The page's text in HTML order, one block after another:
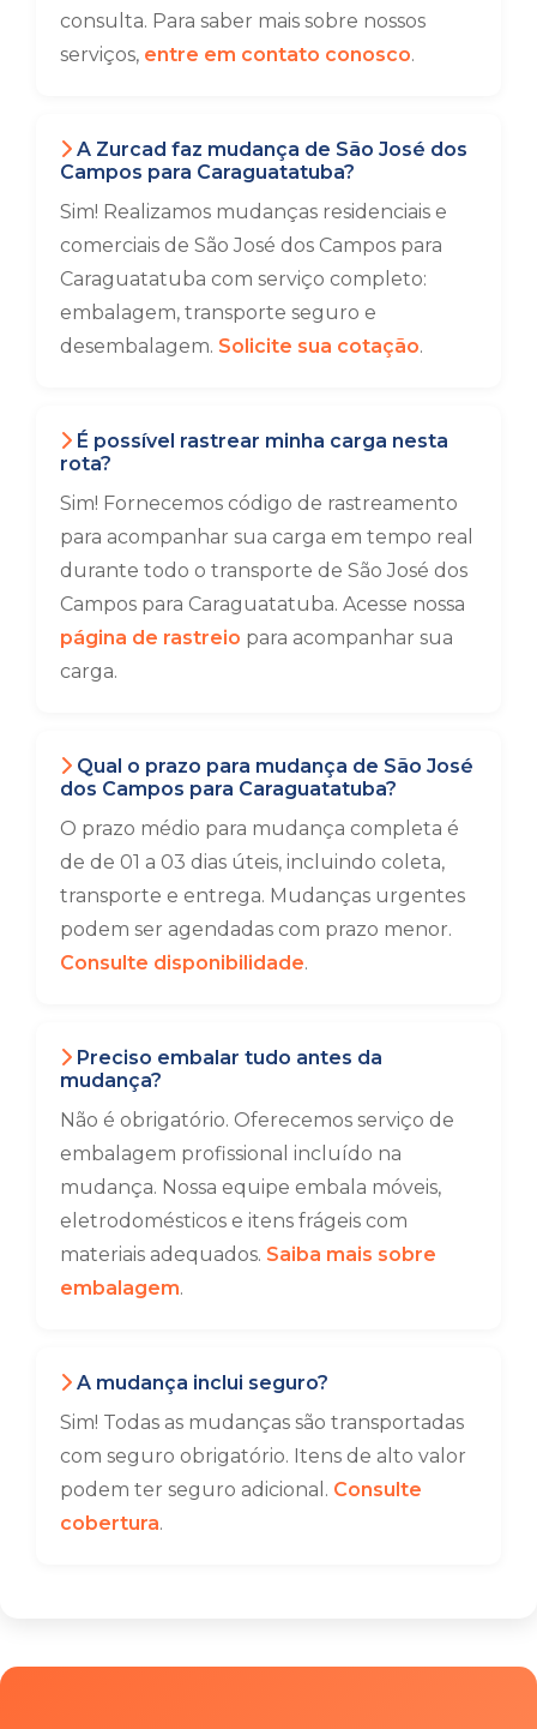
consulta. Para saber mais sobre nossos
serviços, entre em contato conosco.
A Zurcad faz mudança de São José dos
Campos para Caraguatatuba?
Sim! Realizamos mudanças residenciais e
comerciais de São José dos Campos para
Caraguatatuba com serviço completo:
embalagem, transporte seguro e
desembalagem. Solicite sua cotação.
É possível rastrear minha carga nesta
rota?
Sim! Fornecemos código de rastreamento
para acompanhar sua carga em tempo real
durante todo o transporte de São José dos
Campos para Caraguatatuba. Acesse nossa
página de rastreio para acompanhar sua
carga.
Qual o prazo para mudança de São José
dos Campos para Caraguatatuba?
O prazo médio para mudança completa é
de de 01 a 03 dias úteis, incluindo coleta,
transporte e entrega. Mudanças urgentes
podem ser agendadas com prazo menor.
Consulte disponibilidade.
Preciso embalar tudo antes da
mudança?
Não é obrigatório. Oferecemos serviço de
embalagem profissional incluído na
mudança. Nossa equipe embala móveis,
eletrodomésticos e itens frágeis com
materiais adequados. Saiba mais sobre
embalagem.
A mudança inclui seguro?
Sim! Todas as mudanças são transportadas
com seguro obrigatório. Itens de alto valor
podem ter seguro adicional. Consulte
cobertura.